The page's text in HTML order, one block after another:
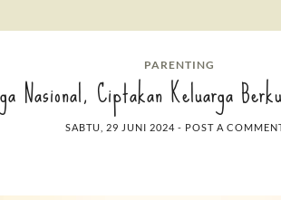
PARENTING
Nasional, Ciptakan Keluarga
SABTU, 29 JUNI 2024 - POST A